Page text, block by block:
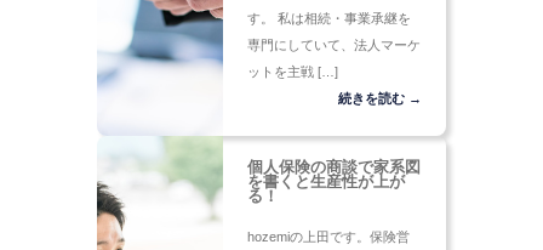
す。 私は相続・事業承継を
専門にしていて、法人マーケ
ットを主戦 […]
続きを読む →
個人保険の商談で家系図
を書くと生産性が上が
る！
hozemiの上田です。保険営